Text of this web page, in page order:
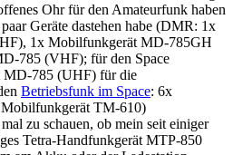
Ohr für den Amateurfunk haben
Geräte dastehen habe (DMR: 1x
1x Mobilfunkgerät MD-785GH
785 (VHF); für den Space
MD-785 (UHF) für die
Betriebsfunk im Space: 6x
TM-610)
zu schauen, ob mein seit einiger
Tetra-Handfunkgerät MTP-850